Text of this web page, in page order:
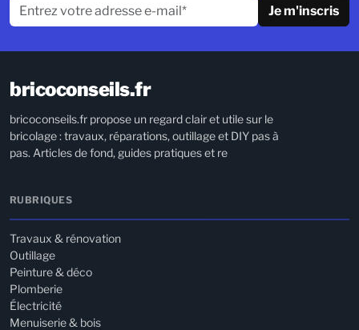
Je m'inscris
bricoconseils.fr
bricoconseils.fr propose un regard clair et utile sur le
bricolage : travaux, réparations, outillage et DIY pas à
pas. Articles de fond, guides pratiques et re
RUBRIQUES
Travaux & rénovation
Outillage
Peinture & déco
Plomberie
Électricité
Menuiserie & bois